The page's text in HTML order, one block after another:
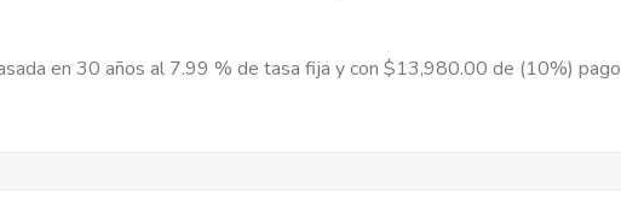
en 30 años al 7.99 % de tasa fija y con $13,980.00 de (10%) pago